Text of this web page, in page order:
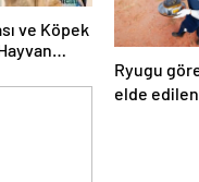
ve Köpek
Ryugu
elde